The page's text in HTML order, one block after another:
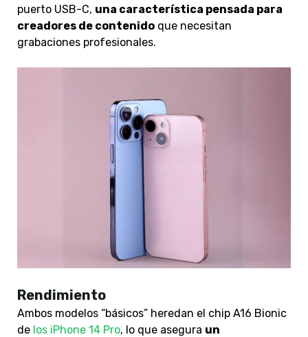
puerto USB-C, una característica pensada para
creadores de contenido que necesitan
grabaciones profesionales.
Rendimiento
Ambos modelos “básicos” heredan el chip A16 Bionic
de los iPhone 14 Pro, lo que asegura un